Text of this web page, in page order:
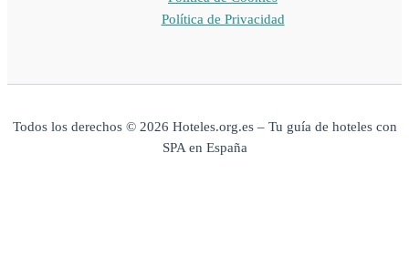
Política de Privacidad
Todos los derechos © 2026 Hoteles.org.es – Tu guía de hoteles con
SPA en España